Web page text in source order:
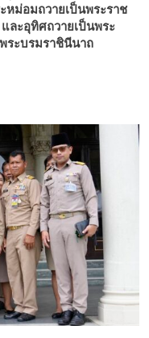
หม่อมถวายเป็นพระราช
ละอุทิศถวายเป็นพระ
ระบรมราชินีนาถ